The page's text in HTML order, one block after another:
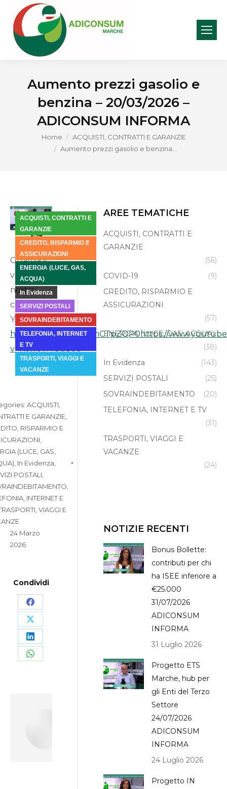
Aumento prezzi gasolio e
benzina – 20/03/2026 –
ADICONSUM INFORMA
You are here:
Home
ACQUISTI, CONTRATTI E GARANZIE
Aumento prezzi gasolio e benzina…
Mar
24
ACQUISTI, CONTRATTI E
GARANZIE
CREDITO, RISPARMIO E
ASSICURAZIONI
ENERGIA (LUCE, GAS,
ACQUA)
In Evidenza
SERVIZI POSTALI
SOVRAINDEBITAMENTO
TELEFONIA, INTERNET
E TV
TRASPORTI, VIAGGI E
VACANZE
Guarda il
video sul
nostro
canale
YouTube:
https://youtu.be/dAvnCTpZQP0https://
v=KcwovMud8e8
ACQUISTI,
E GARANZIE,
RISPARMIO E
(LUCE, GAS,
In Evidenza
POSTALI
INTERNET E
VIAGGI E
24 Marzo
2026
Condividi
Share
on
Facebook
Share
on
X
Share
on
Share
Leonardo
AREE TEMATICHE
ACQUISTI, CONTRATTI E
GARANZIE
(56)
COVID-19
(9)
CREDITO, RISPARMIO E
ASSICURAZIONI
(57)
ENERGIA (LUCE, GAS, ACQUA)
(38)
In Evidenza
(143)
SERVIZI POSTALI
(25)
SOVRAINDEBITAMENTO
(20)
TELEFONIA, INTERNET E TV
(31)
TRASPORTI, VIAGGI E
VACANZE
(24)
NOTIZIE RECENTI
Bonus Bollette:
contributi per chi
ha ISEE inferiore a
€25.000
31/07/2026
ADICONSUM
INFORMA
31 Luglio 2026
Progetto ETS
Marche, hub per
gli Enti del Terzo
Settore
24/07/2026
ADICONSUM
INFORMA
24 Luglio 2026
Progetto IN